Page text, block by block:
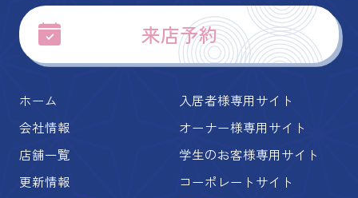
来店予約
ホーム
会社情報
店舗一覧
更新情報
入居者様専用サイト
オーナー様専用サイト
学生のお客様専用サイト
コーポレートサイト